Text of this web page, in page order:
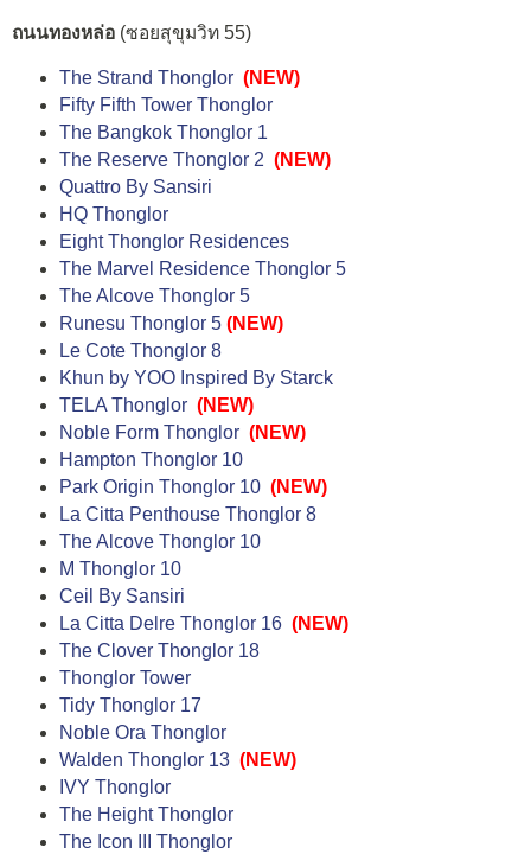
ถนนทองหล่อ (ซอยสุขุมวิท 55)
The Strand Thonglor (NEW)
Fifty Fifth Tower Thonglor
The Bangkok Thonglor 1
The Reserve Thonglor 2 (NEW)
Quattro By Sansiri
HQ Thonglor
Eight Thonglor Residences
The Marvel Residence Thonglor 5
The Alcove Thonglor 5
Runesu Thonglor 5 (NEW)
Le Cote Thonglor 8
Khun by YOO Inspired By Starck
TELA Thonglor (NEW)
Noble Form Thonglor (NEW)
Hampton Thonglor 10
Park Origin Thonglor 10 (NEW)
La Citta Penthouse Thonglor 8
The Alcove Thonglor 10
M Thonglor 10
Ceil By Sansiri
La Citta Delre Thonglor 16 (NEW)
The Clover Thonglor 18
Thonglor Tower
Tidy Thonglor 17
Noble Ora Thonglor
Walden Thonglor 13 (NEW)
IVY Thonglor
The Height Thonglor
The Icon III Thonglor